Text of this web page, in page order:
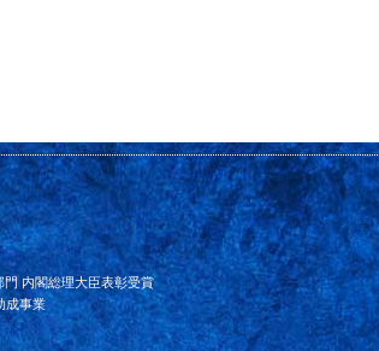
内閣総理大臣表彰受賞
成事業